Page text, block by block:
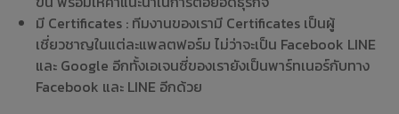
มี Certificates : ทีมงานของเรามี Certificates เป็นผู้
เชี่ยวชาญในแต่ละแพลตฟอร์ม ไม่ว่าจะเป็น Facebook LINE
และ Google อีกทั้งเอเจนซี่ของเรายังเป็นพาร์ทเนอร์กับทาง
Facebook และ LINE อีกด้วย